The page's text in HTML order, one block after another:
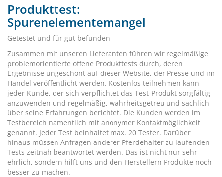
Produkttest:
Spurenelementemangel
Getestet und für gut befunden.
Zusammen mit unseren Lieferanten führen wir regelmäßige
problemorientierte offene Produkttests durch, deren
Ergebnisse ungeschönt auf dieser Website, der Presse und im
Handel veröffentlicht werden. Kostenlos teilnehmen kann
jeder Kunde, der sich verpflichtet das Test-Produkt sorgfältig
anzuwenden und regelmäßig, wahrheitsgetreu und sachlich
über seine Erfahrungen berichtet. Die Kunden werden im
Testbereich namentlich mit anonymer Kontaktmöglichkeit
genannt. Jeder Test beinhaltet max. 20 Tester. Darüber
hinaus müssen Anfragen anderer Pferdehalter zu laufenden
Tests zeitnah beantwortet werden. Das ist nicht nur sehr
ehrlich, sondern hilft uns und den Herstellern Produkte noch
besser zu machen.